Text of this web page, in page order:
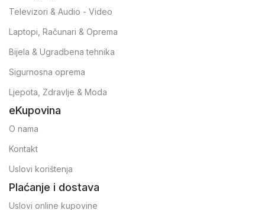
Televizori & Audio - Video
Laptopi, Računari & Oprema
Bijela & Ugradbena tehnika
Sigurnosna oprema
Ljepota, Zdravlje & Moda
eKupovina
O nama
Kontakt
Uslovi korištenja
Plaćanje i dostava
Uslovi online kupovine